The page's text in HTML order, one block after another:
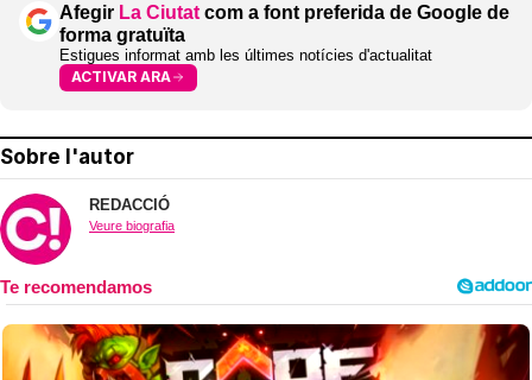
Afegir La Ciutat com a font preferida de Google de
forma gratuïta
Estigues informat amb les últimes notícies d'actualitat
ACTIVAR ARA
Sobre l'autor
REDACCIÓ
Veure biografia